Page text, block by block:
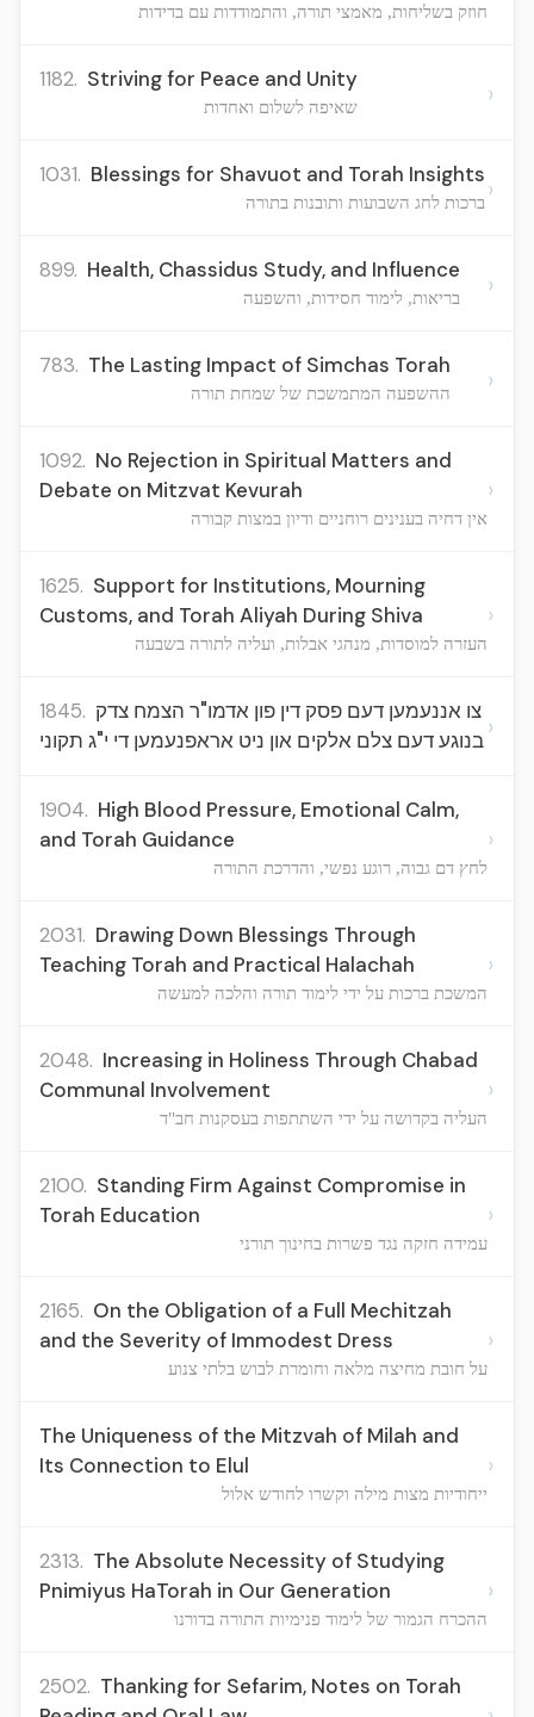
חוזק בשליחות, מאמצי תורה, והתמודדות עם בדידות
1182. Striving for Peace and Unity
שאיפה לשלום ואחדות ›
1031. Blessings for Shavuot and Torah Insights
ברכות לחג השבועות ותובנות בתורה ›
899. Health, Chassidus Study, and Influence
בריאות, לימוד חסידות, והשפעה ›
783. The Lasting Impact of Simchas Torah
ההשפעה המתמשכת של שמחת תורה ›
1092. No Rejection in Spiritual Matters and
Debate on Mitzvat Kevurah
אין דחיה בענינים רוחניים ודיון במצות קבורה
›
1625. Support for Institutions, Mourning
Customs, and Torah Aliyah During Shiva
העזרה למוסדות, מנהגי אבלות, ועליה לתורה בשבעה
›
1845.
בנוגע דעם צלם אלקים און ניט אראפנעמען די י"ג תקוני›
1904. High Blood Pressure, Emotional Calm,
and Torah Guidance
לחץ דם גבוה, רוגע נפשי, והדרכת התורה
›
2031. Drawing Down Blessings Through
Teaching Torah and Practical Halachah
המשכת ברכות על ידי לימוד תורה והלכה למעשה
›
2048. Increasing in Holiness Through Chabad
Communal Involvement
העליה בקדושה על ידי השתתפות בעסקנות חב"ד
›
2100. Standing Firm Against Compromise in
Torah Education
עמידה חזקה נגד פשרות בחינוך תורני
›
2165. On the Obligation of a Full Mechitzah
and the Severity of Immodest Dress
על חובת מחיצה מלאה וחומרת לבוש בלתי צנוע
›
The Uniqueness of the Mitzvah of Milah and
Its Connection to Elul
ייחודיות מצות מילה וקשרו לחודש אלול
›
2313. The Absolute Necessity of Studying
Pnimiyus HaTorah in Our Generation
ההכרח הגמור של לימוד פנימיות התורה בדורנו
›
2502. Thanking for Sefarim, Notes on Torah